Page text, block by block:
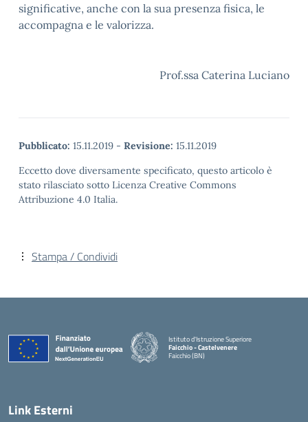
significative, anche con la sua presenza fisica, le
accompagna e le valorizza.
Prof.ssa Caterina Luciano
Pubblicato: 15.11.2019 - Revisione: 15.11.2019
Eccetto dove diversamente specificato, questo articolo è
stato rilasciato sotto Licenza Creative Commons
Attribuzione 4.0 Italia.
Stampa / Condividi
Istituto d'Istruzione Superiore
Faicchio - Castelvenere
Faicchio (BN)
Link Esterni